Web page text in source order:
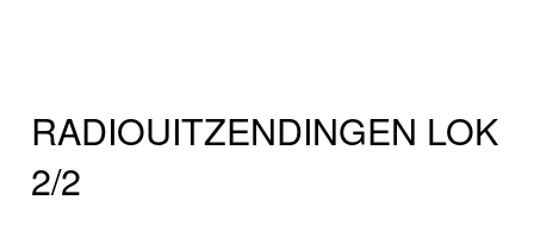
RADIOUITZENDINGEN LOK
2/2